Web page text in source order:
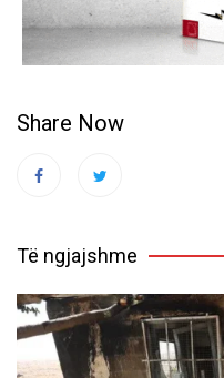
Share Now
Të ngjajshme